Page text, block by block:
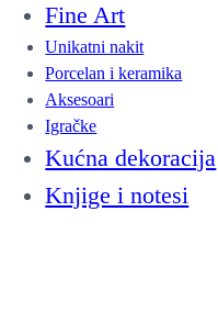
Fine Art
Unikatni nakit
Porcelan i keramika
Aksesoari
Igračke
Kućna dekoracija
Knjige i notesi